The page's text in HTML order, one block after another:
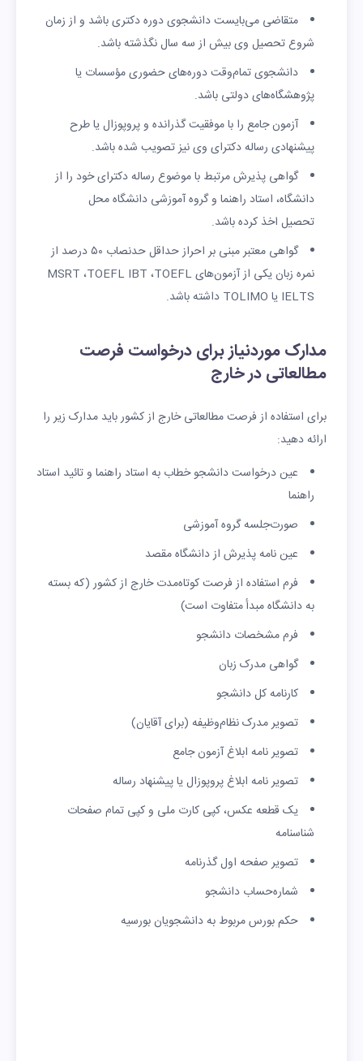
متقاضی می‌بایست دانشجوی دوره دكتری باشد و از زمان
شروع تحصيل وی بيش از سه سال نگذشته باشد.
دانشجوی تمام‌وقت دوره‌های حضوری مؤسسات یا
پژوهشگاه‌های دولتی باشد.
آزمون جامع را با موفقیت گذرانده و پروپوزال یا طرح
پیشنهادی رساله دکترای وی نیز تصویب شده باشد.
گواهی پذیرش مرتبط با موضوع رساله دکترای خود را از
دانشگاه، استاد راهنما و گروه آموزشی دانشگاه محل
تحصیل اخذ کرده باشد.
گواهی معتبر مبنی بر احراز حداقل حدنصاب ۵۰ درصد از
نمره زبان یکی از آزمون‌های MSRT ،TOEFL IBT ،TOEFL
IELTS یا TOLIMO داشته باشد.
مدارک موردنیاز برای درخواست فرصت
مطالعاتی در خارج
برای استفاده از فرصت مطالعاتی خارج از کشور باید مدارک زیر را
ارائه دهید:
عین درخواست دانشجو خطاب به استاد راهنما و تائید استاد
راهنما
صورت‌جلسه گروه آموزشی
عین نامه پذیرش از دانشگاه مقصد
فرم استفاده از فرصت کوتاه‌مدت خارج از کشور (که بسته
به دانشگاه مبدأ متفاوت است)
فرم مشخصات دانشجو
گواهی مدرک زبان
کارنامه کل دانشجو
تصویر مدرک نظام‌وظیفه (برای آقایان)
تصویر نامه ابلاغ آزمون جامع
تصویر نامه ابلاغ پروپوزال یا پیشنهاد رساله
یک قطعه عکس، کپی کارت ملی و کپی تمام صفحات
شناسنامه
تصویر صفحه اول گذرنامه
شماره‌حساب دانشجو
حکم بورس مربوط به دانشجویان بورسیه